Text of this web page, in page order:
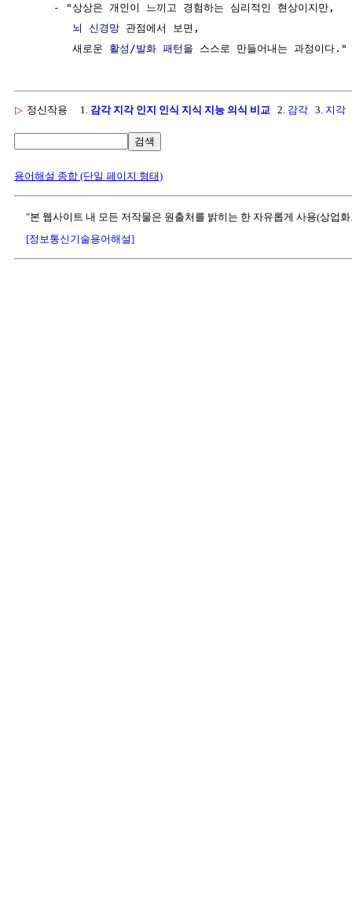
     - "상상은 개인이 느끼고 경험하는 심리적인 현상이지만,
뇌
신경망 관점에서 보면,
        새로운
활성 /발화 패턴
▷ 정신작용 1. 감각 지각 인지 인식 지식 지능 의식 비교 2. 감각 3. 지각
검색
용어해설 종합 (단일 페이지 형태)
"본 웹사이트 내 모든 저작물은 원출처를 밝히는 한 자유롭게 사용(상업
[정보통신기술용어해설]